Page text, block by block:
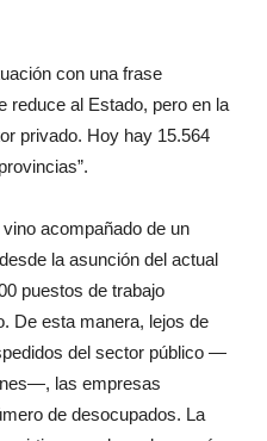
con una frase
reduce al Estado, pero en la
privado. Hoy hay 15.564
acompañado de un
la asunción del actual
puestos de trabajo
De esta manera, lejos de
del sector público —
las empresas
de desocupados. La